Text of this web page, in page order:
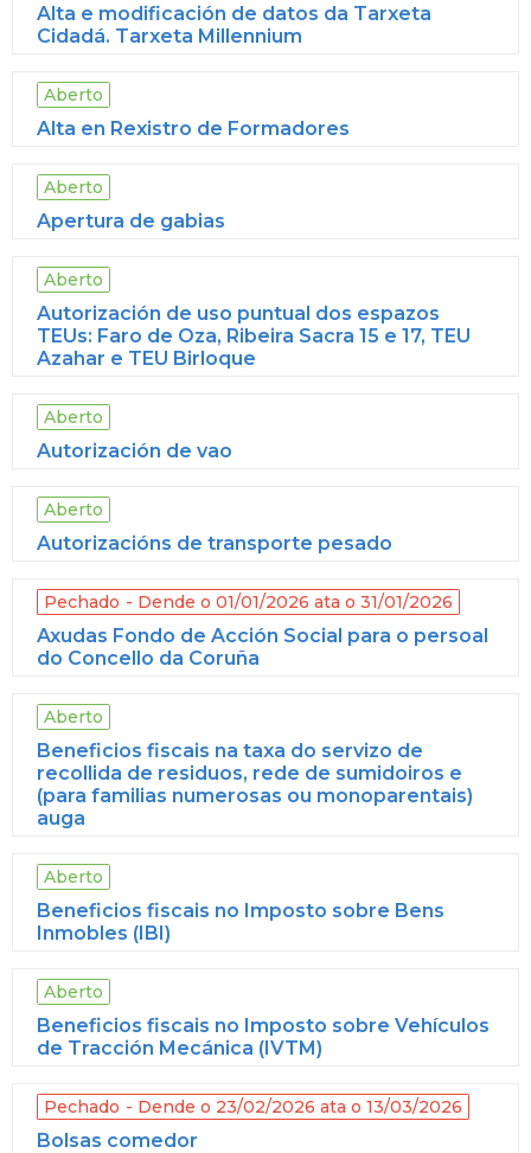
Alta e modificación de datos da Tarxeta
Cidadá. Tarxeta Millennium
Aberto
Alta en Rexistro de Formadores
Aberto
Apertura de gabias
Aberto
Autorización de uso puntual dos espazos
TEUs: Faro de Oza, Ribeira Sacra 15 e 17, TEU
Azahar e TEU Birloque
Aberto
Autorización de vao
Aberto
Autorizacións de transporte pesado
Pechado Dende o 01/01/2026 ata o 31/01/2026
Axudas Fondo de Acción Social para o persoal
do Concello da Coruña
Aberto
Beneficios fiscais na taxa do servizo de
recollida de residuos, rede de sumidoiros e
(para familias numerosas ou monoparentais)
auga
Aberto
Beneficios fiscais no Imposto sobre Bens
Inmobles (IBI)
Aberto
Beneficios fiscais no Imposto sobre Vehículos
de Tracción Mecánica (IVTM)
Pechado Dende o 23/02/2026 ata o 13/03/2026
Bolsas comedor